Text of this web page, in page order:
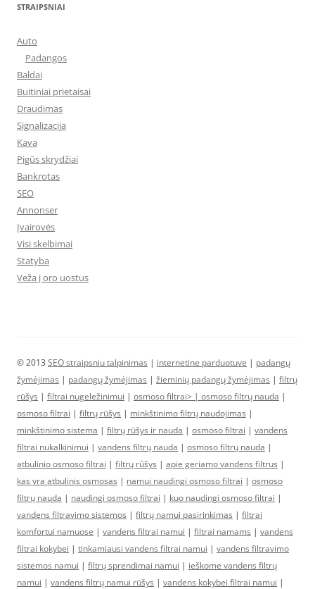
STRAIPSNIAI
Auto
Padangos
Baldai
Buitiniai prietaisai
Draudimas
Signalizacija
Kava
Pigūs skrydžiai
Bankrotas
SEO
Annonser
Įvairovės
Visi skelbimai
Statyba
Veža į oro uostus
© 2013 SEO straipsniu talpinimas | internetine parduotuve | padangų
žymėjimas | padangų žymėjimas | žieminių padangų žymėjimas | filtrų
rūšys | filtrai nugeležinimui | osmoso filtrai> | osmoso filtrų nauda |
osmoso filtrai | filtrų rūšys | minkštinimo filtrų naudojimas |
minkštinimo sistema | filtrų rūšys ir nauda | osmoso filtrai | vandens
filtrai nukalkinimui | vandens filtrų nauda | osmoso filtrų nauda |
atbulinio osmoso filtrai | filtrų rūšys | apie geriamo vandens filtrus |
kas yra atbulinis osmosas | namui naudingi osmoso filtrai | osmoso
filtrų nauda | naudingi osmoso filtrai | kuo naudingi osmoso filtrai |
vandens filtravimo sistemos | filtrų namui pasirinkimas | filtrai
komfortui namuose | vandens filtrai namui | filtrai namams | vandens
filtrai kokybei | tinkamiausi vandens filtrai namui | vandens filtravimo
sistemos namui | filtrų sprendimai namui | ieškome vandens filtrų
namui | vandens filtrų namui rūšys | vandens kokybei filtrai namui |